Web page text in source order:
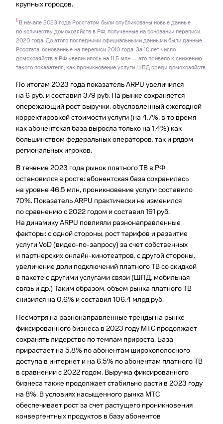
крупных городов.
1 В начале 2023 года Росстатом были опубликованы новые данные
по количеству домохозяйств в РФ, полученные на основании переписи
2020 года. До этого последними официальными данными были данные
Росстата, основанные на переписи 2010 года. За 10 лет число
домохозяйств в РФ увеличилось на 11,5 млн — это привело к снижению
такого показателя, как проникновение услуги ШПД среди домохозяйств.
По итогам 2023 года показатель ARPU увеличился
на 6 руб. и составил 379 руб. На рынке сохраняется
опережающий рост выручки, обус­ловленный ежегодной
корректировкой стоимости услуги (на 4,7%, в то время
как абонентская база выросла только на 1,4%) как
большинством федеральных операторов, так и рядом
региональных игроков.
В течение 2023 года рынок платного ТВ в РФ
остановился в росте: абонентская база сохранилась
на уровне 46,5 млн, проникновение услуги составило
70%. Показатель ARPU практически не изменился
по сравнению с 2022 годом и составил 191 руб.
На динамику ARPU повлияли разнонаправленные
факторы: с одной стороны, рост тарифов и развитие
услуги VoD (­видео-­по-запросу) за счет собственных
и партнерских онлайн-кинотеатров, с другой стороны,
увеличение доли подключений платного ТВ со скидкой
в пакете с другими услугами связи (ШПД, мобильная
связь и др.) Таким образом, объем рынка платного ТВ
снизился на 0,6% и составил 106,4 млрд руб.
Несмотря на разнонаправленные тренды на рынке
фиксированного бизнеса в 2023 году МТС продолжает
сохранять лидерство по темпам прироста. База
прирастает на 5,8% по абонентам широкополосного
доступа в интернет и на 6,5% по абонентам платного ТВ
в сравнении с 2022 годом. Выручка фиксированного
бизнеса также продолжает стабильно расти в 2023 году
на 8%. В условиях насыщенного рынка МТС
обеспечивает рост за счет растущего проникновения
конвергентных продуктов в базу абонентов